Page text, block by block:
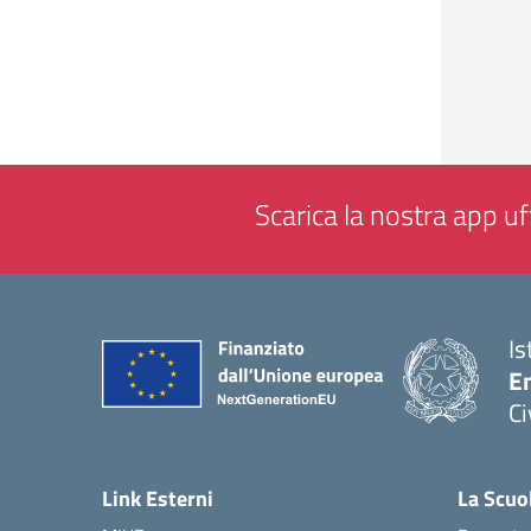
Scarica la nostra app
Link Esterni La